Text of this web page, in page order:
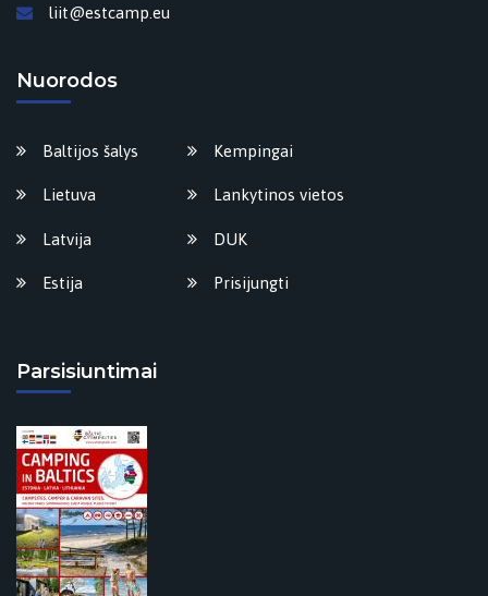
liit@estcamp.eu
Nuorodos
Baltijos šalys
Lietuva
Latvija
Estija
Kempingai
Lankytinos vietos
DUK
Prisijungti
Parsisiuntimai